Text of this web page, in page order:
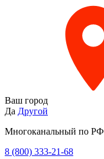
Ваш город
Да Другой
Многоканальный по РФ
8 (800) 333‑21-68